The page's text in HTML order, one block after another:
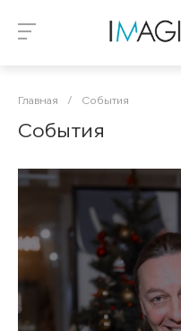
Главная / События
События